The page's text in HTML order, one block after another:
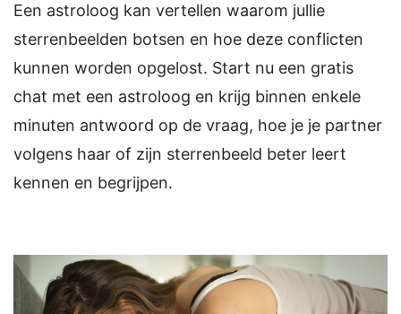
Een astroloog kan vertellen waarom jullie
sterrenbeelden botsen en hoe deze conflicten
kunnen worden opgelost. Start nu een gratis
chat met een astroloog en krijg binnen enkele
minuten antwoord op de vraag, hoe je je partner
volgens haar of zijn sterrenbeeld beter leert
kennen en begrijpen.